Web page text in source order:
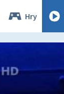
Hry